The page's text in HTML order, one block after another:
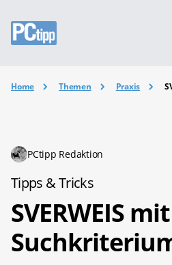
Home Themen Praxis
PCtipp Redaktion
Tipps & Tricks
SVERWEIS